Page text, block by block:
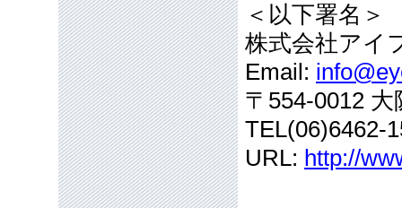
＜以下署名＞
株式会社アイ
Email:
〒554-0012
TEL(06)6462-
URL: http://